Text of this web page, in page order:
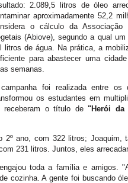
2.089,5 litros de óleo
aproximadamente 52,2
o cálculo da
(Abiove), segundo a qual
litros de água. Na prática, a
para abastecer uma
semanas.
foi realizada entre
os estudantes em
receberam o título de"Herói da
ano, com 322 litros; Joaquim,
231 litros. Juntos, eles
toda a família e amigos.
cozinha. A gente foi buscando